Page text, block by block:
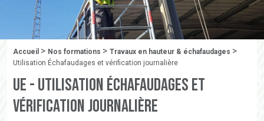
Fil d'Ariane :
Accueil > Nos formations > Travaux en hauteur & échafaudages >
Utilisation Échafaudages et vérification journalière
UE - Utilisation Échafaudages et
vérification journalière